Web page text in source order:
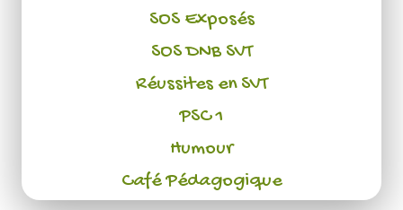
SOS Exposés
SOS DNB SVT
Réussites en SVT
PSC 1
Humour
Café Pédagogique